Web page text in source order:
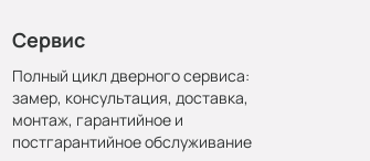
Сервис
Полный цикл дверного сервиса:
замер, консультация, доставка,
монтаж, гарантийное и
постгарантийное обслуживание